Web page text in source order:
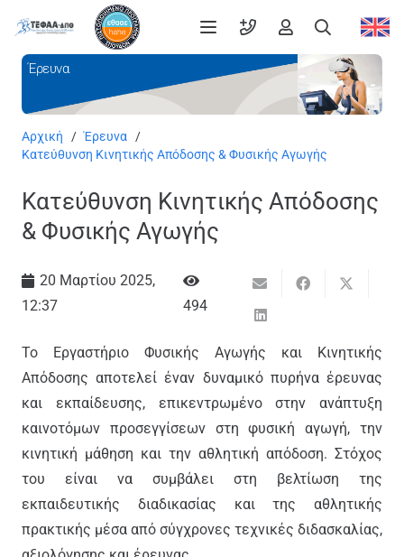
Έρευνα
Αρχική / Έρευνα /
Κατεύθυνση Κινητικής Απόδοσης & Φυσικής Αγωγής
Κατεύθυνση Κινητικής Απόδοσης
& Φυσικής Αγωγής
20 Μαρτίου 2025,
12:37
494
Το Εργαστήριο Φυσικής Αγωγής και Κινητικής
Απόδοσης αποτελεί έναν δυναμικό πυρήνα έρευνας
και εκπαίδευσης, επικεντρωμένο στην ανάπτυξη
καινοτόμων προσεγγίσεων στη φυσική αγωγή, την
κινητική μάθηση και την αθλητική απόδοση. Στόχος
του είναι να συμβάλει στη βελτίωση της
εκπαιδευτικής διαδικασίας και της αθλητικής
πρακτικής μέσα από σύγχρονες τεχνικές διδασκαλίας,